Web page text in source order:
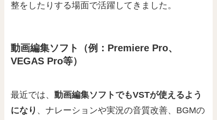
整をしたりする場面で活躍してきました。
動画編集ソフト（例：Premiere Pro、
VEGAS Pro等）
最近では、動画編集ソフトでもVSTが使えるよう
になり 、ナレーションや実況の音質改善、BGMの